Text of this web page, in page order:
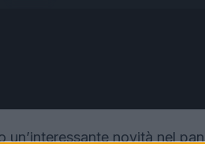
un’interessante novità nel